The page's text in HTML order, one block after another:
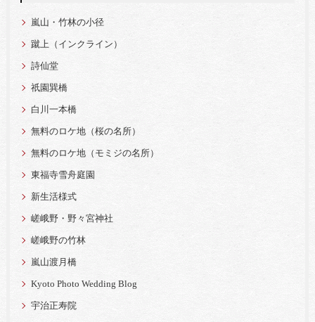
嵐山・竹林の小径
蹴上（インクライン）
詩仙堂
祇園巽橋
白川一本橋
無料のロケ地（桜の名所）
無料のロケ地（モミジの名所）
東福寺雪舟庭園
新生活様式
嵯峨野・野々宮神社
嵯峨野の竹林
嵐山渡月橋
Kyoto Photo Wedding Blog
宇治正寿院